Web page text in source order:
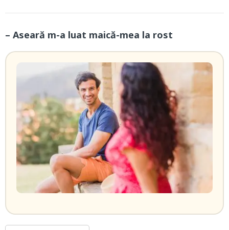
– Aseară m-a luat maică-mea la rost